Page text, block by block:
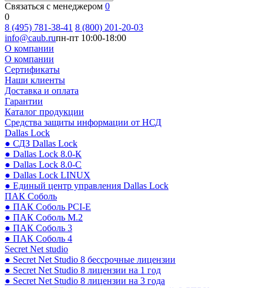
Связаться с менеджером 0
0
8 (495) 781-38-41 8 (800) 201-20-03
info@caub.ruпн-пт 10:00-18:00
О компании
О компании
Сертификаты
Наши клиенты
Доставка и оплата
Гарантии
Каталог продукции
Средства защиты информации от НСД
Dallas Lock
● СДЗ Dallas Lock
● Dallas Lock 8.0-К
● Dallas Lock 8.0-С
● Dallas Lock LINUX
● Единый центр управления Dallas Lock
ПАК Соболь
● ПАК Соболь PCI-E
● ПАК Соболь М.2
● ПАК Соболь 3
● ПАК Соболь 4
Secret Net studio
● Secret Net Studio 8 бессрочные лицензии
● Secret Net Studio 8 лицензии на 1 год
● Secret Net Studio 8 лицензии на 3 года